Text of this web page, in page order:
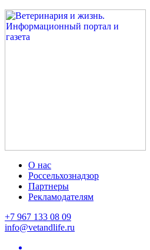
О нас
Россельхознадзор
Партнеры
Рекламодателям
+7 967 133 08 09
info@vetandlife.ru